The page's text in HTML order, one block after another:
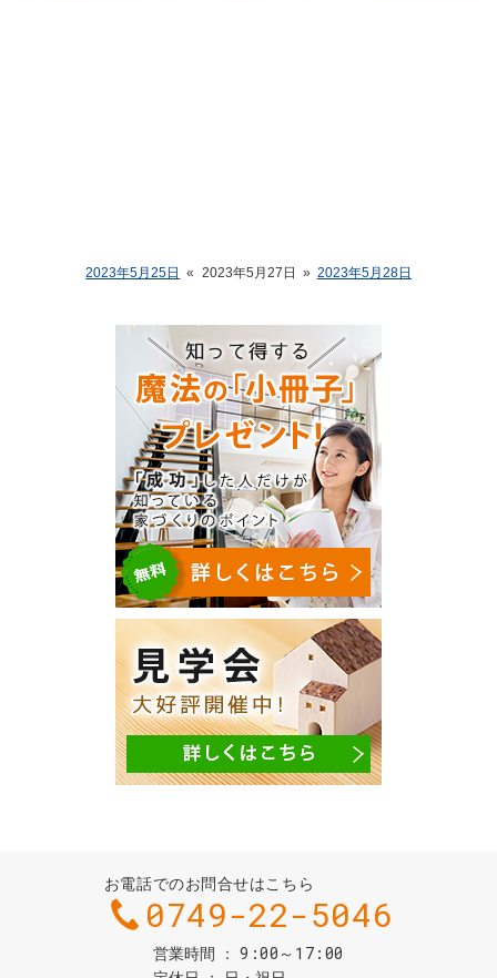
2023年5月25日 « 2023年5月27日 » 2023年5月28日
お電話でのお問合せはこちら
0749-22-5046
営業時間 9:00～17:00